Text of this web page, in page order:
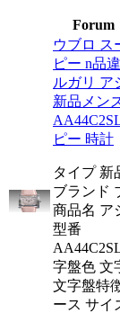
Forum
ウブロ ス
ピー n品
ルガリ ア
新品メン
ピー 時計
タイプ 新
ブランド
商品名 ア
型番
字盤色 文
文字盤特
ース サイ